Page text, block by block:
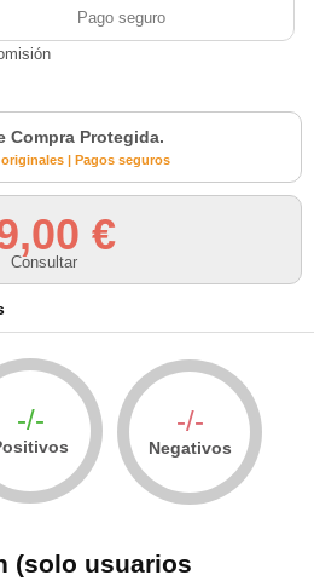
Pago seguro
Compra Protegida.
| Pagos seguros
€
Consultar
-/- -/-
Negativos
(solo usuarios